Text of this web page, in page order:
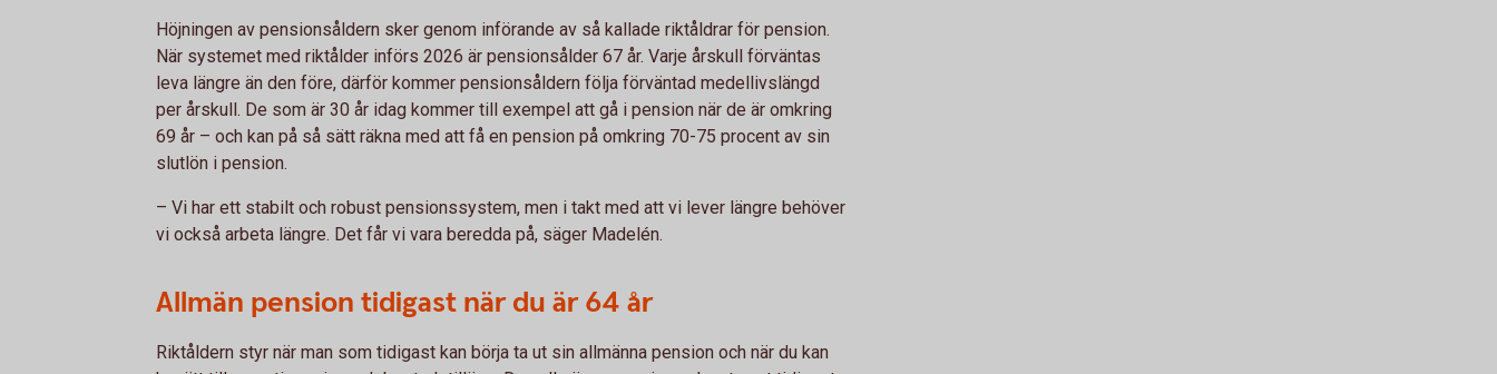
Höjningen av pensionsåldern sker genom införande av så kallade riktåldrar för pension.
När systemet med riktålder införs 2026 är pensionsålder 67 år. Varje årskull förväntas
leva längre än den före, därför kommer pensionsåldern följa förväntad medellivslängd
per årskull. De som är 30 år idag kommer till exempel att gå i pension när de är omkring
69 år – och kan på så sätt räkna med att få en pension på omkring 70-75 procent av sin
slutlön i pension.
– Vi har ett stabilt och robust pensionssystem, men i takt med att vi lever längre behöver
vi också arbeta längre. Det får vi vara beredda på, säger Madelén.
Allmän pension tidigast när du är 64 år
Riktåldern styr när man som tidigast kan börja ta ut sin allmänna pension och när du kan